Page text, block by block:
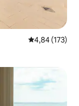
Note
4,84 (173)